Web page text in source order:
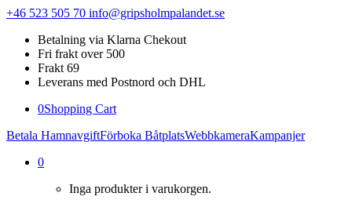
+46 523 505 70 info@gripsholmpalandet.se
Betalning via Klarna Chekout
Fri frakt over 500
Frakt 69
Leverans med Postnord och DHL
0Shopping Cart
Betala HamnavgiftFörboka BåtplatsWebbkameraKampanjer
0
Inga produkter i varukorgen.